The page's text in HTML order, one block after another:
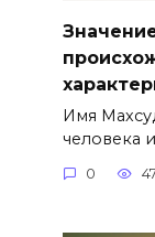
Имя
человека
0